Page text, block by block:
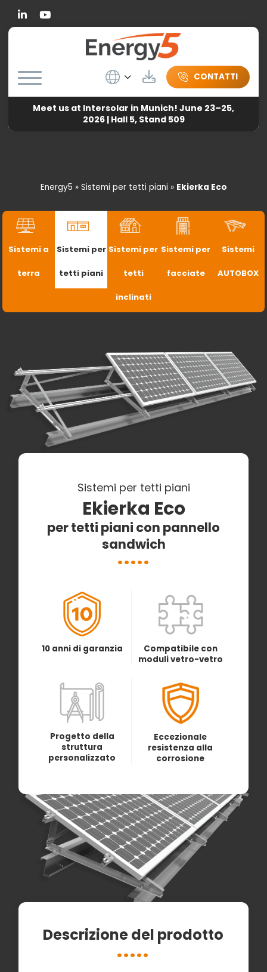
Wybierz język
Herunterladen
CONTATTI
Meet us at Intersolar in Munich! June 23–25,
2026 | Hall 5, Stand 509
Energy5 » Sistemi per tetti piani » Ekierka Eco
Sistemi a
terra
Sistemi per
tetti piani
Sistemi per
tetti
inclinati
Sistemi per
facciate
Sistemi
AUTOBOX
Sistemi per tetti piani
Ekierka Eco
per tetti piani con pannello
sandwich
10 anni di garanzia
Compatibile con
moduli vetro-vetro
Progetto della
struttura
personalizzato
Eccezionale
resistenza alla
corrosione
Descrizione del prodotto